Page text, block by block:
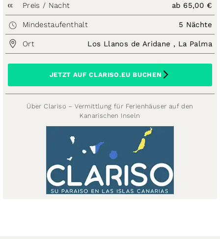
€€ Preis / Nacht ab 65,00 €
Mindestaufenthalt 5 Nächte
Ort Los Llanos de Aridane , La Palma
JETZT AUF CLARISO.EU BUCHEN
Über Clariso – Vermittlung für Ferienhäuser auf den
Kanarischen Inseln